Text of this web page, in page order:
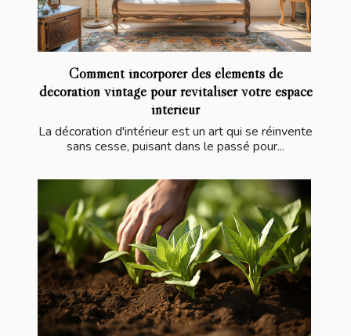
Comment incorporer des éléments de
décoration vintage pour revitaliser votre espace
intérieur
La décoration d'intérieur est un art qui se réinvente
sans cesse, puisant dans le passé pour...